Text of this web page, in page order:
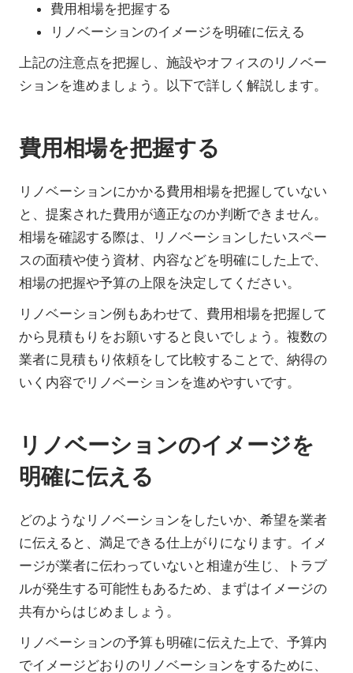
費用相場を把握する
リノベーションのイメージを明確に伝える
上記の注意点を把握し、施設やオフィスのリノベー
ションを進めましょう。以下で詳しく解説します。
費用相場を把握する
リノベーションにかかる費用相場を把握していない
と、提案された費用が適正なのか判断できません。
相場を確認する際は、リノベーションしたいスペー
スの面積や使う資材、内容などを明確にした上で、
相場の把握や予算の上限を決定してください。
リノベーション例もあわせて、費用相場を把握して
から見積もりをお願いすると良いでしょう。複数の
業者に見積もり依頼をして比較することで、納得の
いく内容でリノベーションを進めやすいです。
リノベーションのイメージを
明確に伝える
どのようなリノベーションをしたいか、希望を業者
に伝えると、満足できる仕上がりになります。イメ
ージが業者に伝わっていないと相違が生じ、トラブ
ルが発生する可能性もあるため、まずはイメージの
共有からはじめましょう。
リノベーションの予算も明確に伝えた上で、予算内
でイメージどおりのリノベーションをするために、